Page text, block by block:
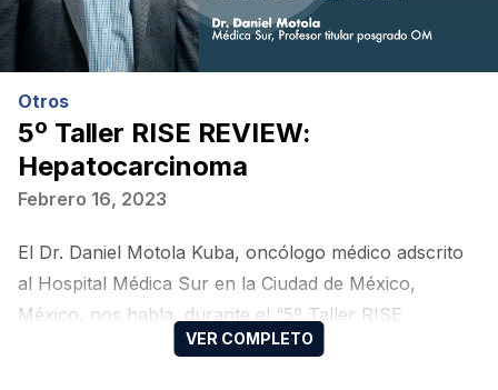
Otros
5º Taller RISE REVIEW:
Hepatocarcinoma
Febrero 16, 2023
El Dr. Daniel Motola Kuba, oncólogo médico adscrito
al Hospital Médica Sur en la Ciudad de México,
México, nos habla, durante el “5º Taller RISE
REVIEW: Residents in Search of Excellence” del